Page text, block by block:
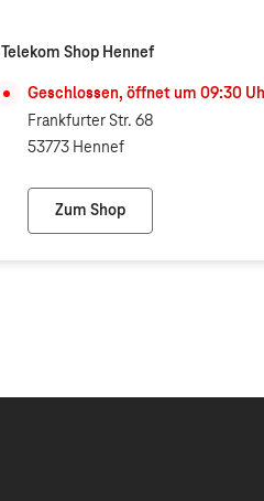
Telekom Shop Hennef
Geschlossen, öffnet um 09:30
Frankfurter Str. 68
53773 Hennef
Zum Shop
Telekom Shop Hennef